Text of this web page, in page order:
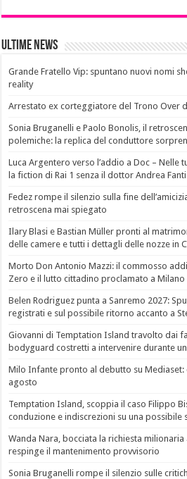
Ultime News
Grande Fratello Vip: spuntano nuovi nomi
reality
Arrestato ex corteggiatore del Trono Over
Sonia Bruganelli e Paolo Bonolis, il
polemiche: la replica del conduttore
Luca Argentero verso l’addio a Doc – Nelle
la fiction di Rai 1 senza il dottor Andrea Fanti
Fedez rompe il silenzio sulla fine
retroscena mai spiegato
Ilary Blasi e Bastian Müller pronti al
delle camere e tutti i dettagli delle nozze in
Morto Don Antonio Mazzi: il commosso
Zero e il lutto cittadino proclamato a Milano
Belen Rodriguez punta a Sanremo 2027:
registrati e sul possibile ritorno accanto a
Giovanni di Temptation Island travolto dai
bodyguard costretti a intervenire durante
Milo Infante pronto al debutto su
agosto
Temptation Island, scoppia il caso Filippo
conduzione e indiscrezioni su una possibile
Wanda Nara, bocciata la richiesta
respinge il mantenimento provvisorio
Sonia Bruganelli rompe il silenzio sulle